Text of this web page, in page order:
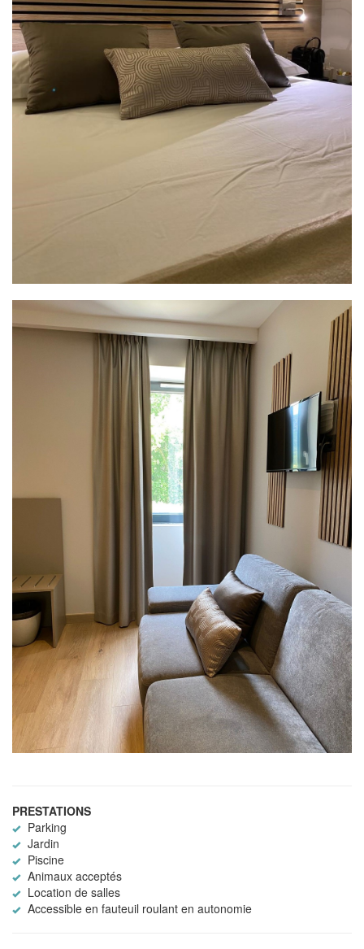
PRESTATIONS
Parking
Jardin
Piscine
Animaux acceptés
Location de salles
Accessible en fauteuil roulant en autonomie